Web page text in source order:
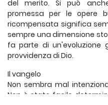
del merito. Si può
promessa per le opere
ricompensata significa
sempre una dimensione
fa parte di un'evoluzione
provvidenza di Dio.
Il vangelo
Non sembra mal
Non è stato facile